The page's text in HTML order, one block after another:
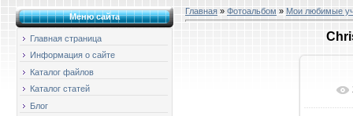
Меню сайта
Главная страница
Информация о сайте
Каталог файлов
Каталог статей
Блог
Главная » Фотоальбом » Мои любимые